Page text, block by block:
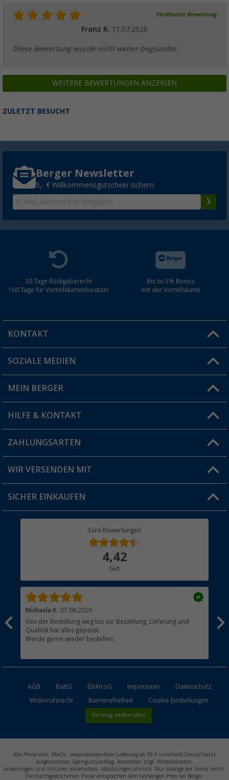
Verifizierte Bewertung
Franz R. 11.07.2026
Diese Bewertung wurde nicht weiter begründet.
WEITERE BEWERTUNGEN ANZEIGEN
ZULETZT BESUCHT
Berger Newsletter
5,- € Willkommensgutschein sichern
30 Tage Rückgaberecht
100 Tage für Vorteilskartenbesitzer
Bis zu 5% Bonus
mit der Vorteilskarte
KONTAKT
Du hast eine Frage?
Filiale finden
SOZIALE MEDIEN
MEIN BERGER
Vorteilskarte
Blog
Jobs & Karriere
HILFE & KONTAKT
FAQ & Kontakt
Versandinformationen
Rücksendung
ZAHLUNGSARTEN
WIR VERSENDEN MIT
SICHER EINKAUFEN
Eure Bewertungen
4,42
Gut
Michaela R. 07.08.2026
Von der Bestellung weg bis zur Bezahlung, Lieferung und
Qualität hat alles gepasst.
Werde gerne wieder bestellen.
AGB BattG ElektroG Impressum
Datenschutz
Widerrufsrecht
Barrierefreiheit Cookie-Einstellungen
Vertrag widerrufen
Alle Preise inkl. MwSt., versandkostenfreie Lieferung ab 50 € innerhalb Deutschland,
ausgenommen Sperrgutzuschlag. Ansonsten zzgl. Versandkosten.
Änderungen und Irrtümer vorbehalten. Abbildungen ähnlich. Nur solange der Vorrat reicht.
Die durchgestrichenen Preise entsprechen dem bisherigen Preis bei Berger.